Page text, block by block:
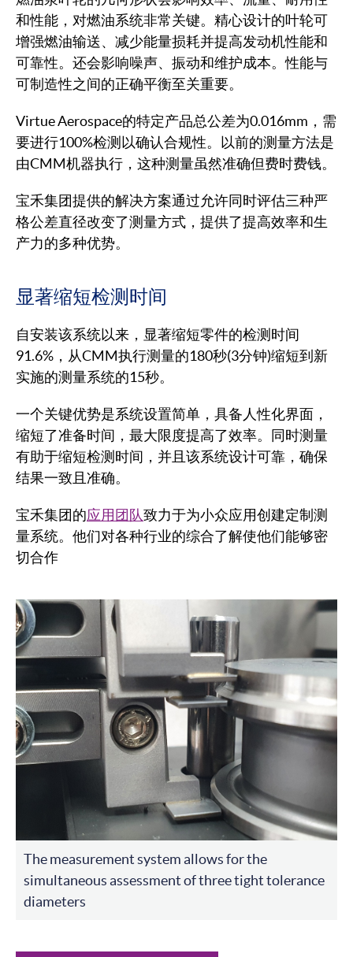
和性能，对燃油系统非常关键。精心设计的叶轮可
增强燃油输送、减少能量损耗并提高发动机性能和
可靠性。还会影响噪声、振动和维护成本。性能与
可制造性之间的正确平衡至关重要。
Virtue Aerospace的特定产品总公差为0.016mm，需
要进行100%检测以确认合规性。以前的测量方法是
由CMM机器执行，这种测量虽然准确但费时费钱。
宝禾集团提供的解决方案通过允许同时评估三种严
格公差直径改变了测量方式，提供了提高效率和生
产力的多种优势。
显著缩短检测时间
自安装该系统以来，显著缩短零件的检测时间
91.6%，从CMM执行测量的180秒(3分钟)缩短到新
实施的测量系统的15秒。
一个关键优势是系统设置简单，具备人性化界面，
缩短了准备时间，最大限度提高了效率。同时测量
有助于缩短检测时间，并且该系统设计可靠，确保
结果一致且准确。
宝禾集团的应用团队致力于为小众应用创建定制测
量系统。他们对各种行业的综合了解使他们能够密
切合作
The measurement system allows for the
simultaneous assessment of three tight tolerance
diameters